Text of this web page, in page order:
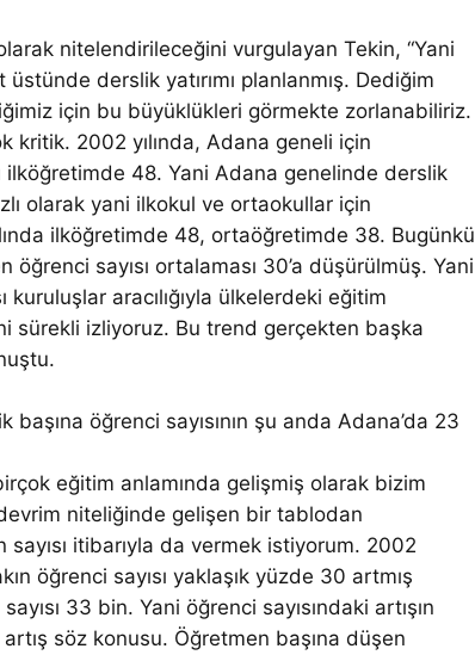
nitelendirileceğini vurgulayan Tekin, “Yani
üstünde derslik yatırımı planlanmış. Dediğim
için bu büyüklükleri görmekte zorlanabiliriz.
kritik. 2002 yılında, Adana geneli için
48. Yani Adana genelinde derslik
olarak yani ilkokul ve ortaokullar için
ilköğretimde 48, ortaöğretimde 38. Bugünkü
sayısı ortalaması 30’a düşürülmüş. Yani
aracılığıyla ülkelerdeki eğitim
sürekli izliyoruz. Bu trend gerçekten başka
öğrenci sayısının şu anda Adana’da 23
eğitim anlamında gelişmiş olarak bizim
niteliğinde gelişen bir tablodan
itibarıyla da vermek istiyorum. 2002
öğrenci sayısı yaklaşık yüzde 30 artmış
33 bin. Yani öğrenci sayısındaki artışın
söz konusu. Öğretmen başına düşen